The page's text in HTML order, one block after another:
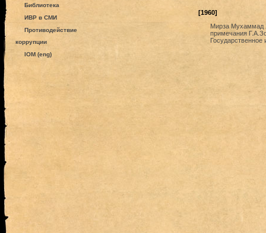
Библиотека
ИВР в СМИ
Противодействие
коррупции
IOM (eng)
[1960]
Мирза Мухаммад
примечания
Государственное